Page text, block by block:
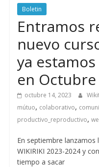
Boletin
Entramos
nuevo
ya
en Octubre
octubre 14, 2023
mútuo, colaborativo,
productivo_reproductivo,
En septiembre
WIKIRIKI 2023-2024 y
tiempo a sacar